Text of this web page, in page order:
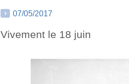
07/05/2017
Vivement le 18 juin